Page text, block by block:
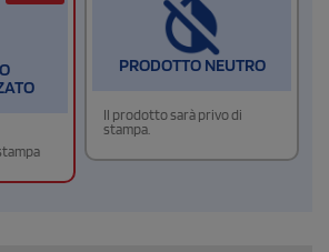
PRODOTTO NEUTRO
Il prodotto sarà privo di
stampa.